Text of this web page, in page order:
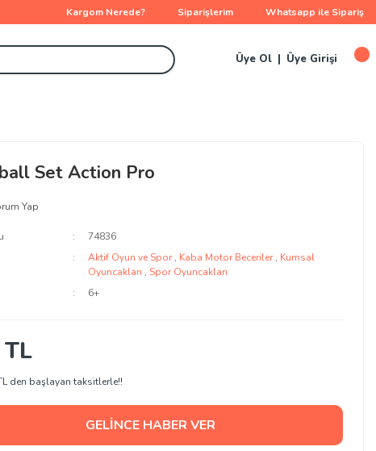
Kargom Nerede? Siparişlerim Whatsapp ile Sipariş
Üye Ol Üye Girişi
Set Action Pro
Yap
74836
Aktif Oyun ve Spor , Kaba Motor Beceriler , Kumsal
Oyuncakları , Spor Oyuncakları
6+
den başlayan taksitlerle!!
GELİNCE HABER VER